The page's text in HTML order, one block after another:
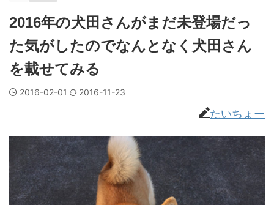
2016年の犬田さんがまだ未登場だっ
た気がしたのでなんとなく犬田さん
を載せてみる
2016-02-01 2016-11-23
たいちょー